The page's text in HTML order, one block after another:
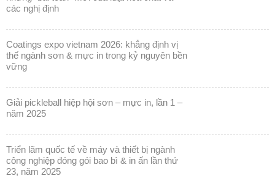
cafe thứ 7 tháng 3/2026: cùng nhau tháo gỡ
những “bài toán” mới của luật hóa chất và
các nghị định
coatings expo vietnam 2026: khẳng định vị
thế ngành sơn & mực in trong kỷ nguyên bền
vững
giải pickleball hiệp hội sơn – mực in, lần 1 –
năm 2025